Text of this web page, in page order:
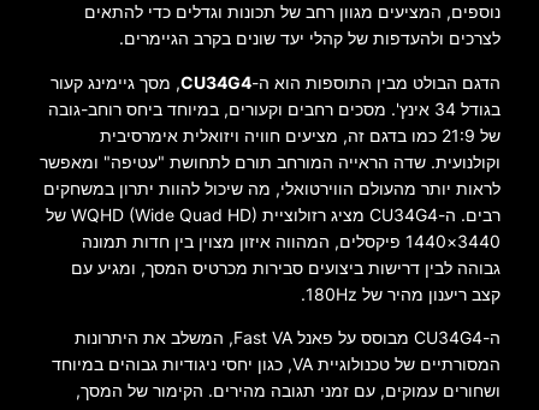
נוספים, המציעים מגוון רחב של תכונות וגדלים כדי להתאים
לצרכים ולהעדפות של קהלי יעד שונים בקרב הגיימרים.
הדגם הבולט מבין התוספות הוא ה-CU34G4, מסך גיימינג קעור
בגודל 34 אינץ'. מסכים רחבים וקעורים, במיוחד ביחס רוחב-גובה
של 21:9 כמו בדגם זה, מציעים חוויה ויזואלית אימרסיבית
וקולנועית. שדה הראייה המורחב תורם לתחושת "עטיפה" ומאפשר
לראות יותר מהעולם הווירטואלי, מה שיכול להוות יתרון במשחקים
רבים. ה-CU34G4 מציג רזולוציית WQHD (Wide Quad HD) של
3440×1440 פיקסלים, המהווה איזון מצוין בין חדות תמונה
גבוהה לבין דרישות ביצועים סבירות מכרטיס המסך, ומגיע עם
קצב ריענון מהיר של 180Hz.
ה-CU34G4 מבוסס על פאנל Fast VA, המשלב את היתרונות
המסורתיים של טכנולוגיית VA, כגון יחסי ניגודיות גבוהים במיוחד
ושחורים עמוקים, עם זמני תגובה מהירים. הקימור של המסך,